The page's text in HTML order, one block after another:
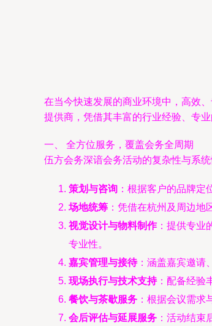
在当今快速发展的商业环境中，高效
提供商，凭借其丰富的行业经验、专
一、 全方位服务，覆盖会务全周期
伍方会务深谙会务活动的复杂性与系
策划与咨询 ：根据客户的品牌
场地统筹 ：凭借在杭州及周边
视觉设计与物料制作：提供专业
专业性。
嘉宾管理与接待：涵盖嘉宾邀请
现场执行与技术支持：配备经验
餐饮与茶歇服务 ：根据会议需求
会后评估与延展服务 ：活动结束